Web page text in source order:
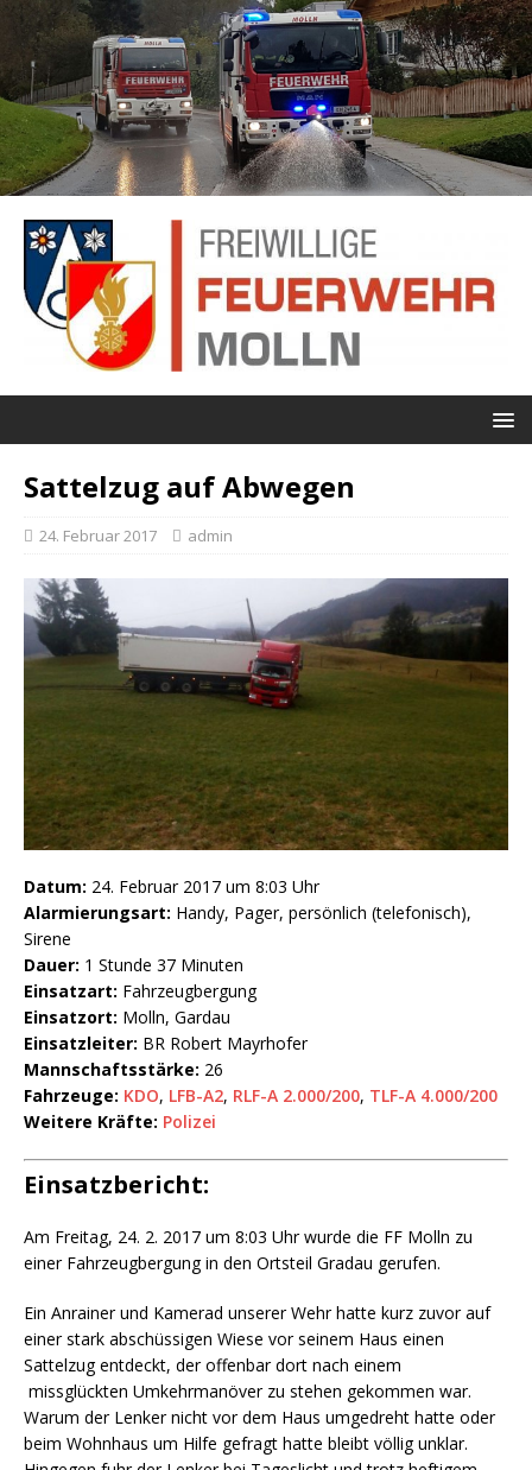
Sattelzug auf Abwegen
24. Februar 2017 admin
Datum: 24. Februar 2017 um 8:03 Uhr
Alarmierungsart: Handy, Pager, persönlich (telefonisch),
Sirene
Dauer: 1 Stunde 37 Minuten
Einsatzart: Fahrzeugbergung
Einsatzort: Molln, Gardau
Einsatzleiter: BR Robert Mayrhofer
Mannschaftsstärke: 26
Fahrzeuge: KDO, LFB-A2, RLF-A 2.000/200, TLF-A 4.000/200
Weitere Kräfte: Polizei
Einsatzbericht:
Am Freitag, 24. 2. 2017 um 8:03 Uhr wurde die FF Molln zu
einer Fahrzeugbergung in den Ortsteil Gradau gerufen.
Ein Anrainer und Kamerad unserer Wehr hatte kurz zuvor auf
einer stark abschüssigen Wiese vor seinem Haus einen
Sattelzug entdeckt, der offenbar dort nach einem
missglückten Umkehrmanöver zu stehen gekommen war.
Warum der Lenker nicht vor dem Haus umgedreht hatte oder
beim Wohnhaus um Hilfe gefragt hatte bleibt völlig unklar.